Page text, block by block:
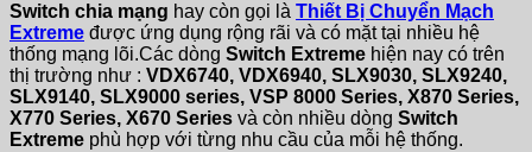
Switch chia mạng hay còn gọi là Thiết Bị Chuyển Mạch
Extreme được ứng dụng rộng rãi và có mặt tại nhiều hệ
thống mạng lõi.Các dòng Switch Extreme hiện nay có trên
thị trường như : VDX6740, VDX6940, SLX9030, SLX9240,
SLX9140, SLX9000 series, VSP 8000 Series, X870 Series,
X770 Series, X670 Series và còn nhiều dòng Switch
Extreme phù hợp với từng nhu cầu của mỗi hệ thống.